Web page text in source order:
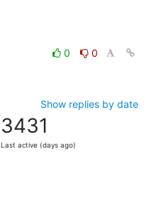
0
0
Show replies by date
3431
Last active (days ago)